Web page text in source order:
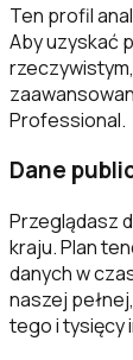
Ten profil
Aby uzyskać
Professional.
Dane
Przeglądasz
kraju. Plan
danych w
naszej
tego i tysięcy